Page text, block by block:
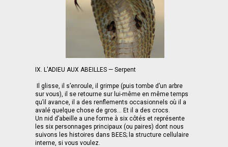
IX. L'ADIEU AUX ABEILLES — Serpent
Il glisse, il s’enroule, il grimpe (puis tombe d’un arbre
sur vous), il se retourne sur lui-même en même temps
qu’il avance, il a des renflements occasionnels où il a
avalé quelque chose de gros... Et il a des crocs.
Un nid d’abeille a une forme à six côtés et représente
les six personnages principaux (ou paires) dont nous
suivons les histoires dans BEES; la structure cellulaire
interne, si vous voulez.